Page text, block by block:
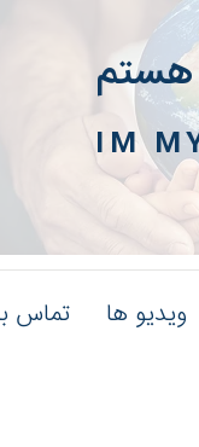
هستم
IM
تماس ویدیو ها